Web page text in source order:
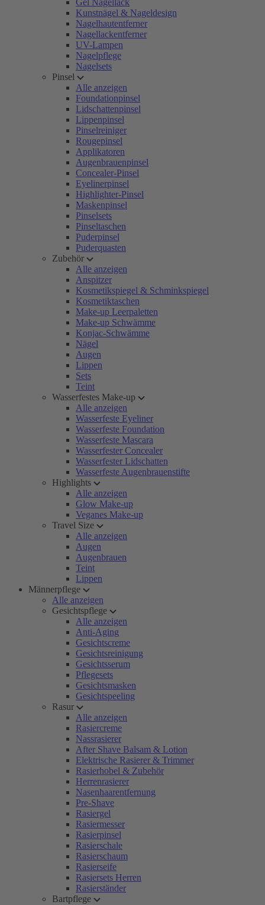
Gel Nagellack
Kunstnägel & Nageldesign
Nagelhautentferner
Nagellackentferner
UV-Lampen
Nagelpflege
Nagelsets
Pinsel
Alle anzeigen
Foundationpinsel
Lidschattenpinsel
Lippenpinsel
Pinselreiniger
Rougepinsel
Applikatoren
Augenbrauenpinsel
Concealer-Pinsel
Eyelinerpinsel
Highlighter-Pinsel
Maskenpinsel
Pinselsets
Pinseltaschen
Puderpinsel
Puderquasten
Zubehör
Alle anzeigen
Anspitzer
Kosmetikspiegel & Schminkspiegel
Kosmetiktaschen
Make-up Leerpaletten
Make-up Schwämme
Konjac-Schwämme
Nägel
Augen
Lippen
Sets
Teint
Wasserfestes Make-up
Alle anzeigen
Wasserfeste Eyeliner
Wasserfeste Foundation
Wasserfeste Mascara
Wasserfester Concealer
Wasserfester Lidschatten
Wasserfeste Augenbrauenstifte
Highlights
Alle anzeigen
Glow Make-up
Veganes Make-up
Travel Size
Alle anzeigen
Augen
Augenbrauen
Teint
Lippen
Männerpflege
Alle anzeigen
Gesichtspflege
Alle anzeigen
Anti-Aging
Gesichtscreme
Gesichtsreinigung
Gesichtsserum
Pflegesets
Gesichtsmasken
Gesichtspeeling
Rasur
Alle anzeigen
Rasiercreme
Nassrasierer
After Shave Balsam & Lotion
Elektrische Rasierer & Trimmer
Rasierhobel & Zubehör
Herrenrasierer
Nasenhaarentfernung
Pre-Shave
Rasiergel
Rasiermesser
Rasierpinsel
Rasierschale
Rasierschaum
Rasierseife
Rasiersets Herren
Rasierständer
Bartpflege